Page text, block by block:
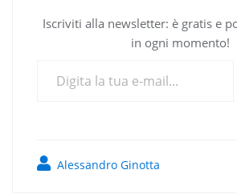
Iscriviti alla newsletter: è gratis e
in ogni momento!
Alessandro Ginotta